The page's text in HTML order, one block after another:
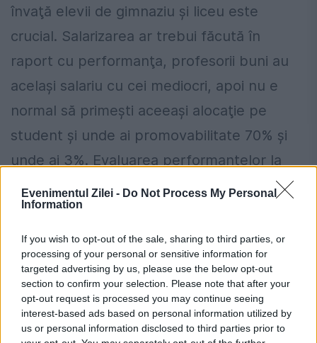
Evenimentul Zilei - Do Not Process My Personal
Information
If you wish to opt-out of the sale, sharing to third parties, or
processing of your personal or sensitive information for
targeted advertising by us, please use the below opt-out
section to confirm your selection. Please note that after your
opt-out request is processed you may continue seeing
interest-based ads based on personal information utilized by
us or personal information disclosed to third parties prior to
învaţă elevii de gimnaziu şi liceu este
crucial. Salarizarea ar trebui făcută în
raport cu performanţa, profesorii buni au
acelaşi salariu cu cei mediocri, apoi nu e
normal să primeşti aceeaşi alocaţie pe
student şi unde ai promovabilitate 70% şi
unde ai 3%. Evaluarea performanţelor la
toate universităţile este critică, apoi
alocarea bugetului în funcţie de
performanţă”, a declarat Miclea. „Eu sper ca
Guvernul să ofere în curând un cadru juridic
astfel încât acolo unde este posibil, unde
există o industrie, să se înfiinţeze unităţi de
învăţământ care să aibă contract cu